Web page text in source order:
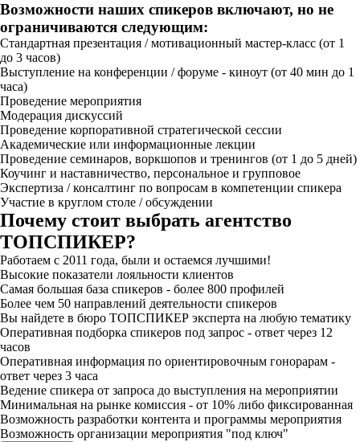
Возможности наших спикеров включают, но не
ограничиваются следующим:
Стандартная презентация / мотивационный мастер-класс (от 1
до 3 часов)
Выступление на конференции / форуме - киноут (от 40 мин до 1
часа)
Проведение мероприятия
Модерация дискуссий
Проведение корпоративной стратегической сессии
Академические или информационные лекции
Проведение семинаров, воркшопов и тренингов (от 1 до 5 дней)
Коучинг и наставничество, персональное и групповое
Экспертиза / консалтинг по вопросам в компетенции спикера
Участие в круглом столе / обсуждении
Почему стоит выбрать агентство
ТОПСПИКЕР?
Работаем с 2011 года, были и остаемся лучшими!
Высокие показатели лояльности клиентов
Самая большая база спикеров - более 800 профилей
Более чем 50 направлений деятельности спикеров
Вы найдете в бюро ТОПСПИКЕР эксперта на любую тематику
Оперативная подборка спикеров под запрос - ответ через 12
часов
Оперативная информация по ориентировочным гонорарам -
ответ через 3 часа
Ведение спикера от запроса до выступления на мероприятии
Минимальная на рынке комиссия - от 10% либо фиксированная
Возможность разработки контента и программы мероприятия
Возможность организации мероприятия "под ключ"